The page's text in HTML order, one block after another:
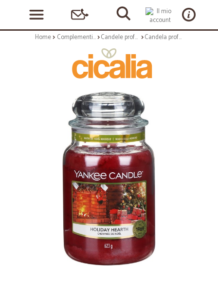
Home Complementi arredo Candele profumate Candela profumata large in vetro con tappo - frag. holiday heart